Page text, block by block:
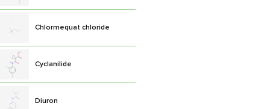
Chlormequat chloride
Cyclanilide
Diuron